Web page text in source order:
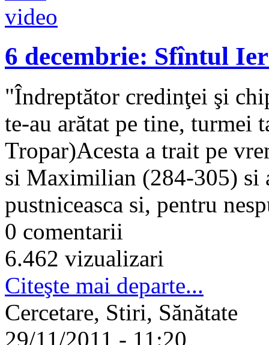
6 decembrie: Sfîntul
"Îndreptător credinţei şi
te-au arătat pe tine,
Tropar)Acesta a trait pe
si Maximilian (284-305) si
pustniceasca si, pentru
0 comentarii
6.462 vizualizari
Citeşte mai departe...
Cercetare, Stiri, Sănătate
29/11/2011 - 11:20